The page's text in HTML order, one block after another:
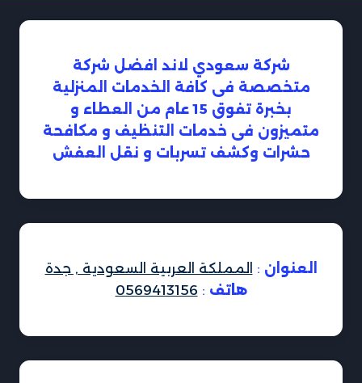
شركة سعودي لاند افضل شركة
متخصصة فى كافة الخدمات المنزلية
بخبرة تفوق 15 عام من العطاء و
متميزون فى خدمات التنظيف و مكافحة
حشرات وكشف تسربات و نقل العفش
العنوان : المملكة العربية السعودية , جدة
هاتف :
0569413156